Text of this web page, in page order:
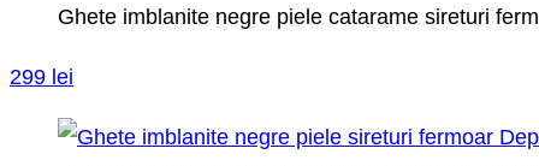
Ghete imblanite negre piele catarame sireturi
299 lei